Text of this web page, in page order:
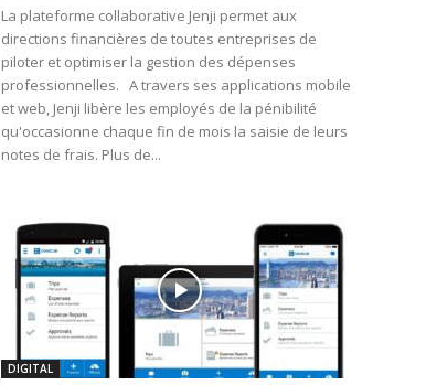
La plateforme collaborative Jenji permet aux
directions financières de toutes entreprises de
piloter et optimiser la gestion des dépenses
professionnelles. A travers ses applications mobile
et web, Jenji libère les employés de la pénibilité
qu'occasionne chaque fin de mois la saisie de leurs
notes de frais. Plus de...
DIGITAL